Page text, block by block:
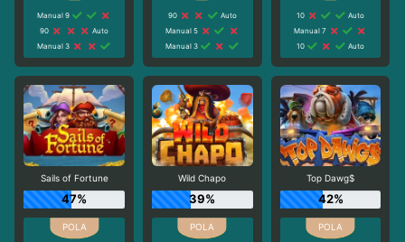
Manual 9
90
Auto
Manual 3
90
Auto
Manual 5
Manual 3
10
Auto
Manual 7
10
Auto
Sails of Fortune
47%
Wild Chapo
39%
Top Dawg$
42%